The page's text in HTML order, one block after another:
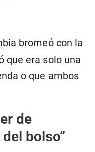
bromeó con la
que era solo una
o que ambos
de
bolso”